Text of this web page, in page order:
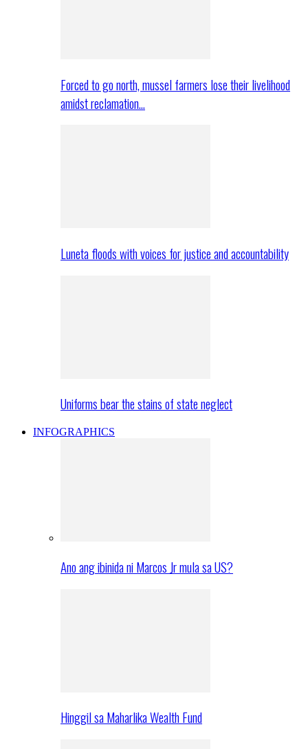
Forced to go north, mussel farmers lose their livelihood
amidst reclamation…
Luneta floods with voices for justice and accountability
Uniforms bear the stains of state neglect
INFOGRAPHICS
Ano ang ibinida ni Marcos Jr mula sa US?
Hinggil sa Maharlika Wealth Fund